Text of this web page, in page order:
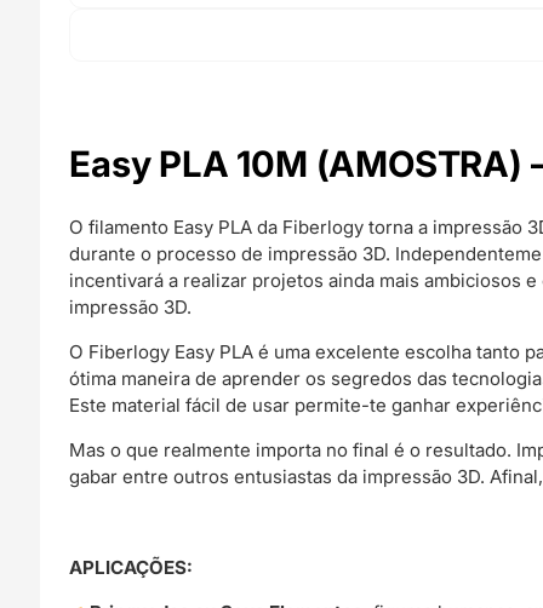
Easy PLA 10M (AMOSTRA)
O filamento Easy PLA da Fiberlogy torna a impressão
durante o processo de impressão 3D.
incentivará a realizar projetos ainda mais ambiciosos
impressão 3D.
O Fiberlogy Easy PLA é uma excelente escolha tanto
ótima maneira de aprender os segredos das
Este material fácil de usar permite-te ganhar
Mas o que realmente importa no final é o resultado.
gabar entre outros entusiastas da impressão 3D.
APLICAÇÕES: